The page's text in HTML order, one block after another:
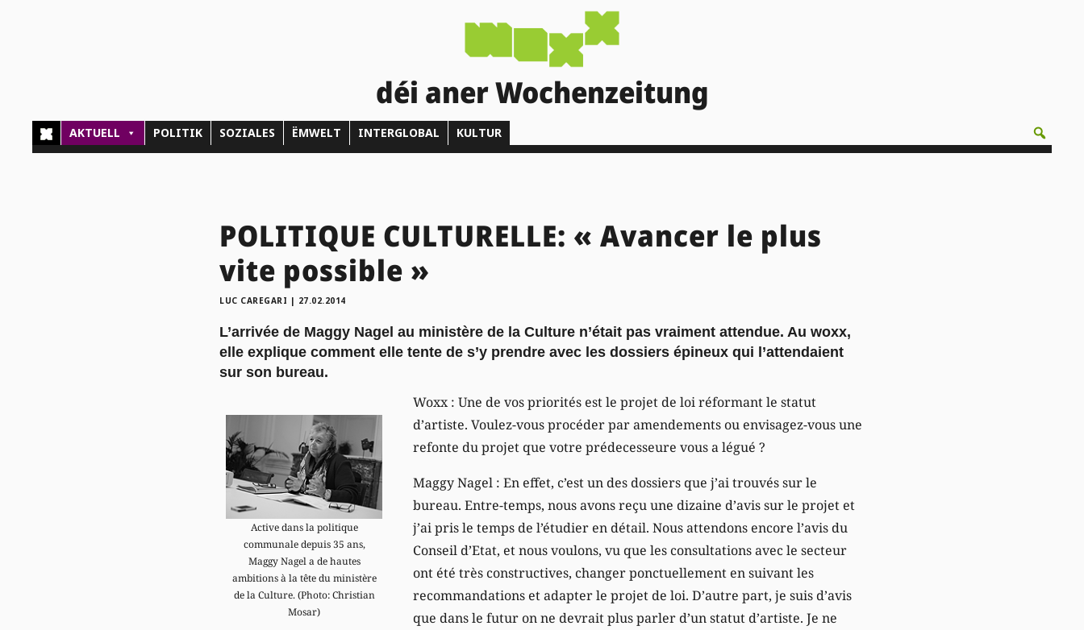
déi aner Wochenzeitung
AKTUELL POLITIK SOZIALES ËMWELT INTERGLOBAL KULTUR
POLITIQUE CULTURELLE: « Avancer le plus
vite possible »
LUC CAREGARI | 27.02.2014
L’arrivée de Maggy Nagel au ministère de la Culture n’était pas vraiment attendue. Au woxx,
elle explique comment elle tente de s’y prendre avec les dossiers épineux qui l’attendaient
sur son bureau.
Active dans la politique
communale depuis 35 ans,
Maggy Nagel a de hautes
ambitions à la tête du ministère
de la Culture. (Photo: Christian
Mosar)
Woxx : Une de vos priorités est le projet de loi réformant le statut
d’artiste. Voulez-vous procéder par amendements ou envisagez-vous une
refonte du projet que votre prédecesseure vous a légué ?
Maggy Nagel : En effet, c’est un des dossiers que j’ai trouvés sur le
bureau. Entre-temps, nous avons reçu une dizaine d’avis sur le projet et
j’ai pris le temps de l’étudier en détail. Nous attendons encore l’avis du
Conseil d’Etat, et nous voulons, vu que les consultations avec le secteur
ont été très constructives, changer ponctuellement en suivant les
recommandations et adapter le projet de loi. D’autre part, je suis d’avis
que dans le futur on ne devrait plus parler d’un statut d’artiste. Je ne